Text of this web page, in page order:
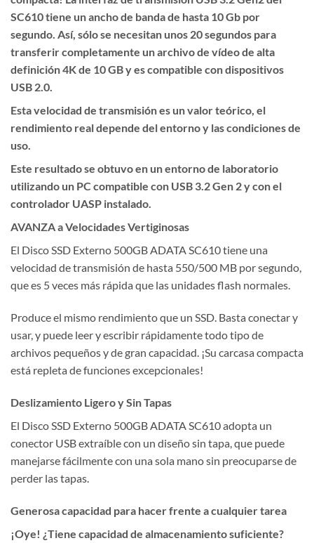
SC610 tiene un ancho de banda de hasta 10 Gb por
segundo. Así, sólo se necesitan unos 20 segundos para
transferir completamente un archivo de vídeo de alta
definición 4K de 10 GB y es compatible con dispositivos
USB 2.0.
Esta velocidad de transmisión es un valor teórico, el
rendimiento real depende del entorno y las condiciones de
uso.
Este resultado se obtuvo en un entorno de laboratorio
utilizando un PC compatible con USB 3.2 Gen 2 y con el
controlador UASP instalado.
AVANZA a Velocidades Vertiginosas
El Disco SSD Externo 500GB ADATA SC610 tiene una
velocidad de transmisión de hasta 550/500 MB por segundo,
que es 5 veces más rápida que las unidades flash normales.
Produce el mismo rendimiento que un SSD. Basta conectar y
usar, y puede leer y escribir rápidamente todo tipo de
archivos pequeños y de gran capacidad. ¡Su carcasa compacta
está repleta de funciones excepcionales!
Deslizamiento Ligero y Sin Tapas
El Disco SSD Externo 500GB ADATA SC610 adopta un
conector USB extraíble con un diseño sin tapa, que puede
manejarse fácilmente con una sola mano sin preocuparse de
perder las tapas.
Generosa capacidad para hacer frente a cualquier tarea
¡Oye! ¿Tiene capacidad de almacenamiento suficiente?